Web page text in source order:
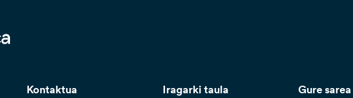
Kontaktua Iragarki taula Gure sarea